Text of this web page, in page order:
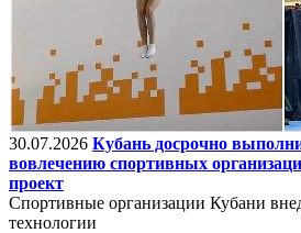
30.07.2026 Кубань досрочно
вовлечению спортивных
проект
Спортивные организации Кубани
технологии